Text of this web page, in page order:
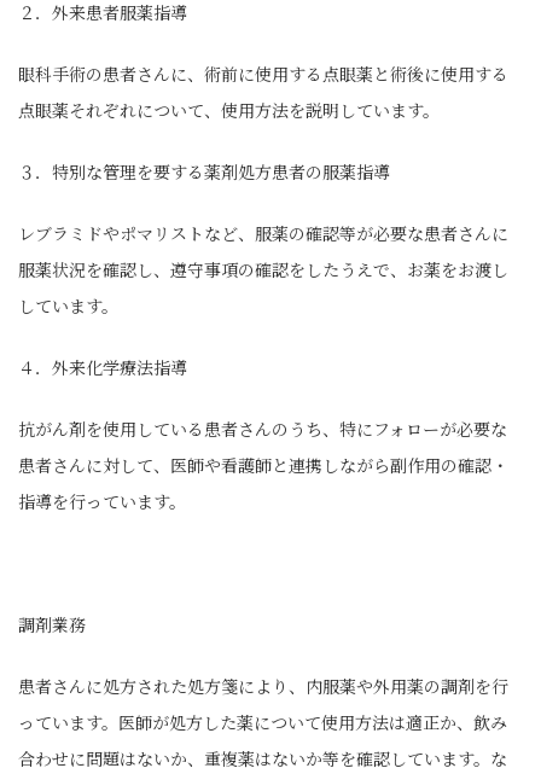
２．外来患者服薬指導
眼科手術の患者さんに、術前に使用する点眼薬と術後に使用する
点眼薬それぞれについて、使用方法を説明しています。
３．特別な管理を要する薬剤処方患者の服薬指導
レブラミドやポマリストなど、服薬の確認等が必要な患者さんに
服薬状況を確認し、遵守事項の確認をしたうえで、お薬をお渡し
しています。
４．外来化学療法指導
抗がん剤を使用している患者さんのうち、特にフォローが必要な
患者さんに対して、医師や看護師と連携しながら副作用の確認・
指導を行っています。
調剤業務
患者さんに処方された処方箋により、内服薬や外用薬の調剤を行
っています。医師が処方した薬について使用方法は適正か、飲み
合わせに問題はないか、重複薬はないか等を確認しています。な